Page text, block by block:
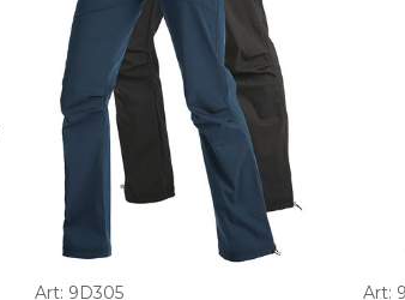
Art: 9D305 Art: